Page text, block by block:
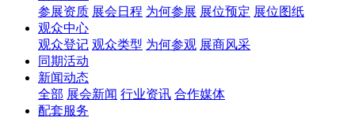
参展资质 展会日程 为何参展 展位预定 展位图纸
观众中心
观众登记 观众类型 为何参观 展商风采
同期活动
新闻动态
全部 展会新闻 行业资讯 合作媒体
配套服务